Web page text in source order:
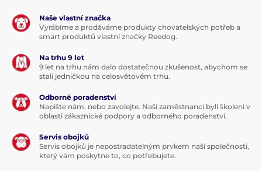
Naše vlastní značka
Vyrábíme a prodáváme produkty chovatelských potřeb a
smart produktů vlastní značky Reedog.
Na trhu 9 let
9 let na trhu nám dalo dostatečnou zkušenost, abychom se
stali jedničkou na celosvětovém trhu.
Odborné poradenství
Napište nám, nebo zavolejte. Naši zaměstnanci byli školeni v
oblasti zákaznické podpory a odborného poradenství.
Servis obojků
Servis obojků je nepostradatelným prvkem naší společnosti,
který vám poskytne to, co potřebujete.